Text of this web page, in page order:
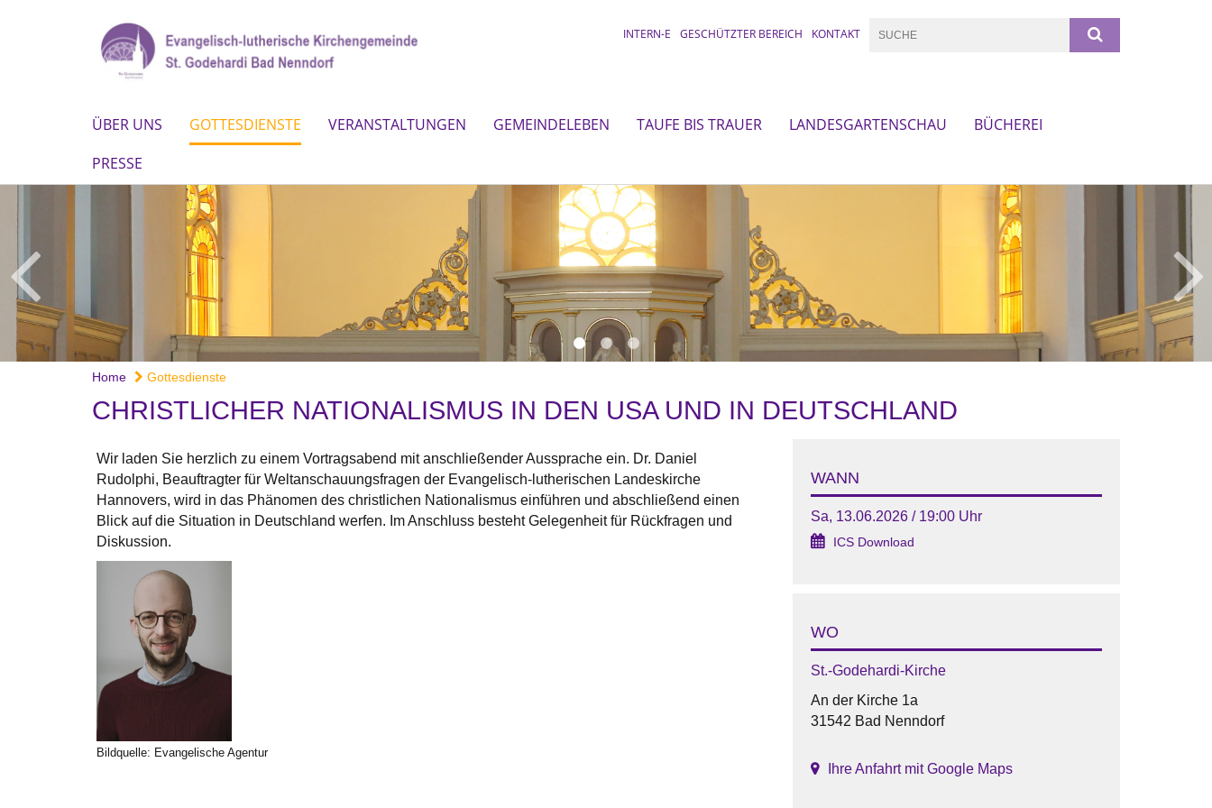
INTERN-E GESCHÜTZTER BEREICH KONTAKT
ÜBER UNS GOTTESDIENSTE VERANSTALTUNGEN GEMEINDELEBEN TAUFE BIS TRAUER LANDESGARTENSCHAU
BÜCHEREI
PRESSE
Home Gottesdienste
CHRISTLICHER NATIONALISMUS IN DEN USA UND IN DEUTSCHLAND
Wir laden Sie herzlich zu einem Vortragsabend mit anschließender Aussprache ein. Dr. Daniel
Rudolphi, Beauftragter für Weltanschauungsfragen der Evangelisch-lutherischen Landeskirche
Hannovers, wird in das Phänomen des christlichen Nationalismus einführen und abschließend einen
Blick auf die Situation in Deutschland werfen. Im Anschluss besteht Gelegenheit für Rückfragen und
Diskussion.
Bildquelle: Evangelische Agentur
WANN
Sa, 13.06.2026 / 19:00 Uhr
ICS Download
WO
St.-Godehardi-Kirche
An der Kirche 1a
31542 Bad Nenndorf
Ihre Anfahrt mit Google Maps